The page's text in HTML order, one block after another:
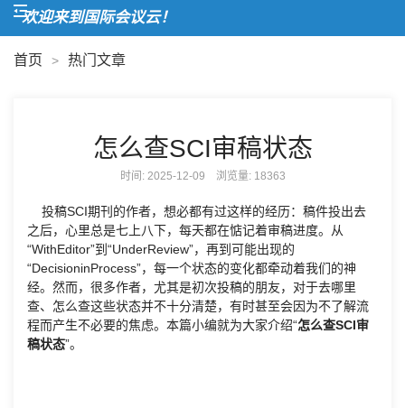
欢迎来到国际会议云！
首页 > 热门文章
怎么查SCI审稿状态
时间: 2025-12-09 浏览量: 18363
投稿SCI期刊的作者，想必都有过这样的经历：稿件投出去
之后，心里总是七上八下，每天都在惦记着审稿进度。从
“WithEditor”到“UnderReview”，再到可能出现的
“DecisioninProcess”，每一个状态的变化都牵动着我们的神
经。然而，很多作者，尤其是初次投稿的朋友，对于去哪里
查、怎么查这些状态并不十分清楚，有时甚至会因为不了解流
程而产生不必要的焦虑。本篇小编就为大家介绍“怎么查SCI审
稿状态”。